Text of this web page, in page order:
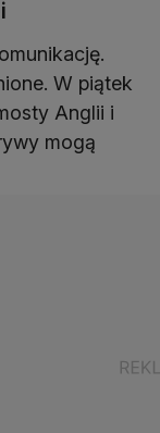
W piątek
Anglii i
mogą